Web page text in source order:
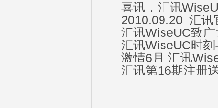
喜讯，汇讯
2010.09.20_汇
汇讯WiseUC致
汇讯WiseUC时
激情6月 汇讯
汇讯第16期注册